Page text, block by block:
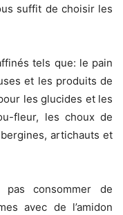
suffit de choisir les
tels que: le pain
et les produits de
les glucides et les
fleur, les choux de
artichauts et
consommer de
avec de l’amidon